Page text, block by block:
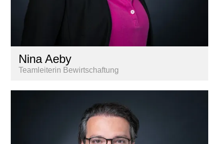
Nina Aeby
Teamleiterin Bewirtschaftung